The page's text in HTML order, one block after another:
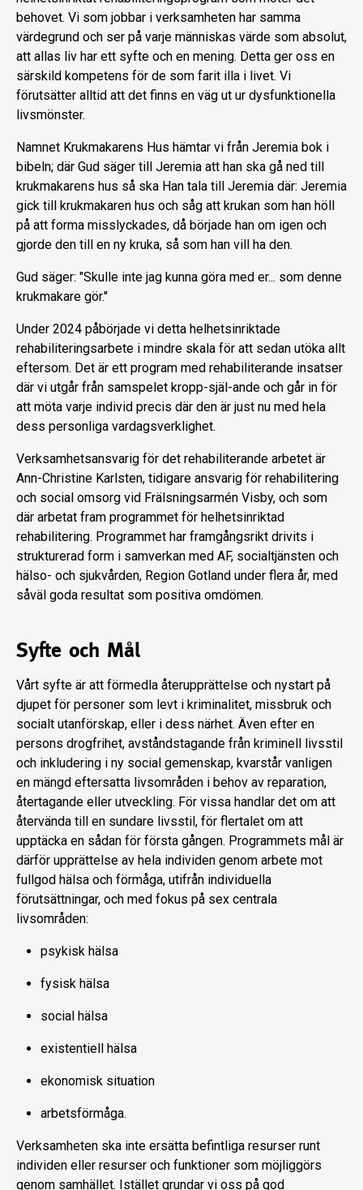
behovet. Vi som jobbar i verksamheten har samma
värdegrund och ser på varje människas värde som absolut,
att allas liv har ett syfte och en mening. Detta ger oss en
särskild kompetens för de som farit illa i livet. Vi
förutsätter alltid att det finns en väg ut ur dysfunktionella
livsmönster.
Namnet Krukmakarens Hus hämtar vi från Jeremia bok i
bibeln; där Gud säger till Jeremia att han ska gå ned till
krukmakarens hus så ska Han tala till Jeremia där: Jeremia
gick till krukmakaren hus och såg att krukan som han höll
på att forma misslyckades, då började han om igen och
gjorde den till en ny kruka, så som han vill ha den.
Gud säger: "Skulle inte jag kunna göra med er... som denne
krukmakare gör."
Under 2024 påbörjade vi detta helhetsinriktade
rehabiliteringsarbete i mindre skala för att sedan utöka allt
eftersom. Det är ett program med rehabiliterande insatser
där vi utgår från samspelet kropp-själ-ande och går in för
att möta varje individ precis där den är just nu med hela
dess personliga vardagsverklighet.
Verksamhetsansvarig för det rehabiliterande arbetet är
Ann-Christine Karlsten, tidigare ansvarig för rehabilitering
och social omsorg vid Frälsningsarmén Visby, och som
där arbetat fram programmet för helhetsinriktad
rehabilitering. Programmet har framgångsrikt drivits i
strukturerad form i samverkan med AF, socialtjänsten och
hälso- och sjukvården, Region Gotland under flera år, med
såväl goda resultat som positiva omdömen.
Syfte och Mål
Vårt syfte är att förmedla återupprättelse och nystart på
djupet för personer som levt i kriminalitet, missbruk och
socialt utanförskap, eller i dess närhet. Även efter en
persons drogfrihet, avståndstagande från kriminell livsstil
och inkludering i ny social gemenskap, kvarstår vanligen
en mängd eftersatta livsområden i behov av reparation,
återtagande eller utveckling. För vissa handlar det om att
återvända till en sundare livsstil, för flertalet om att
upptäcka en sådan för första gången. Programmets mål är
därför upprättelse av hela individen genom arbete mot
fullgod hälsa och förmåga, utifrån individuella
förutsättningar, och med fokus på sex centrala
livsområden:
psykisk hälsa
fysisk hälsa
social hälsa
existentiell hälsa
ekonomisk situation
arbetsförmåga.
Verksamheten ska inte ersätta befintliga resurser runt
individen eller resurser och funktioner som möjliggörs
genom samhället. Istället grundar vi oss på god